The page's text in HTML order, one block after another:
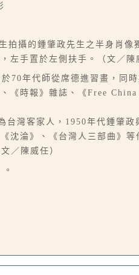
拍攝的鍾肇政先生之半身肖
左手置於左側扶手。（文／陳
70年代師從席德進習畫，同
《時報》雜誌、《Free
灣客家人，1950年代鍾肇
沈淪》、《台灣人三部曲》等
／陳威任）